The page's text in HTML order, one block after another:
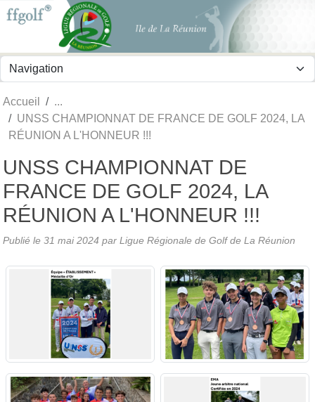
Accueil
UNSS CHAMPIONNAT DE FRANCE DE GOLF 2024, LA
RÉUNION A L'HONNEUR !!!
UNSS CHAMPIONNAT DE
FRANCE DE GOLF 2024, LA
RÉUNION A L'HONNEUR !!!
Publié le 31 mai 2024 par Ligue Régionale de Golf de La Réunion
Panneau de gestion des cookies